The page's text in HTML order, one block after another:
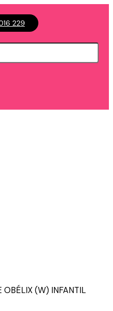
229
OBÉLIX (W) INFANTIL